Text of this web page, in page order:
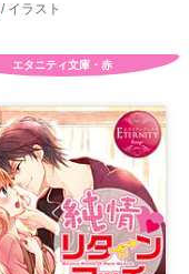
/ イラスト
エタニティ文庫・赤